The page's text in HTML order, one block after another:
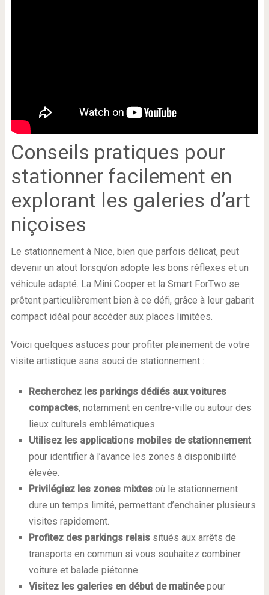
Conseils pratiques pour
stationner facilement en
explorant les galeries d’art
niçoises
Le stationnement à Nice, bien que parfois délicat, peut
devenir un atout lorsqu’on adopte les bons réflexes et un
véhicule adapté. La Mini Cooper et la Smart ForTwo se
prêtent particulièrement bien à ce défi, grâce à leur gabarit
compact idéal pour accéder aux places limitées.
Voici quelques astuces pour profiter pleinement de votre
visite artistique sans souci de stationnement :
Recherchez les parkings dédiés aux voitures
compactes, notamment en centre-ville ou autour des
lieux culturels emblématiques.
Utilisez les applications mobiles de stationnement
pour identifier à l’avance les zones à disponibilité
élevée.
Privilégiez les zones mixtesoù le stationnement
dure un temps limité, permettant d’enchaîner plusieurs
visites rapidement.
Profitez des parkings relaissitués aux arrêts de
transports en commun si vous souhaitez combiner
voiture et balade piétonne.
Visitez les galeries en début de matinéepour